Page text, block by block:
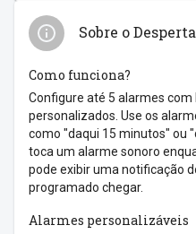
Sobre o
Como funciona?
Configure até 5 alarmes com
personalizados. Use os
como "daqui 15 minutos" ou
toca um alarme sonoro
pode exibir uma notificação
programado chegar.
Alarmes personalizáveis